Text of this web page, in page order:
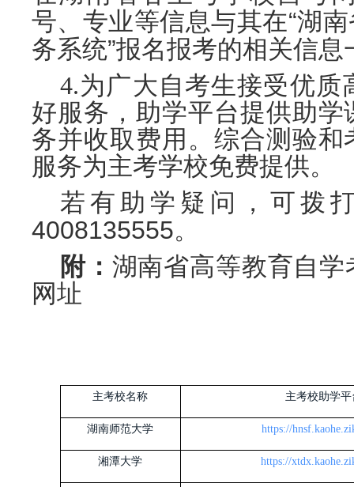
号、专业等信息与其在“湖
务系统”报名报考的相关信息
4.为广大自考生接受优
好服务，助学平台提供助
务并收取费用。综合测验
服务为主考学校免费提供。
若有助学疑问，可拨
4008135555。
附： 湖南省高等教育自
网址
主考校名称 主考校助学
湖南师范大学 https://
湘潭大学 https://